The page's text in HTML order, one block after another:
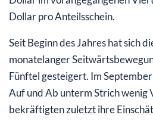
Dollar pro Anteilsschein.
Seit Beginn des Jahres hat sich
monatelanger
Fünftel gesteigert. Im
Auf und Ab unterm Strich wenig
bekräftigten zuletzt ihre